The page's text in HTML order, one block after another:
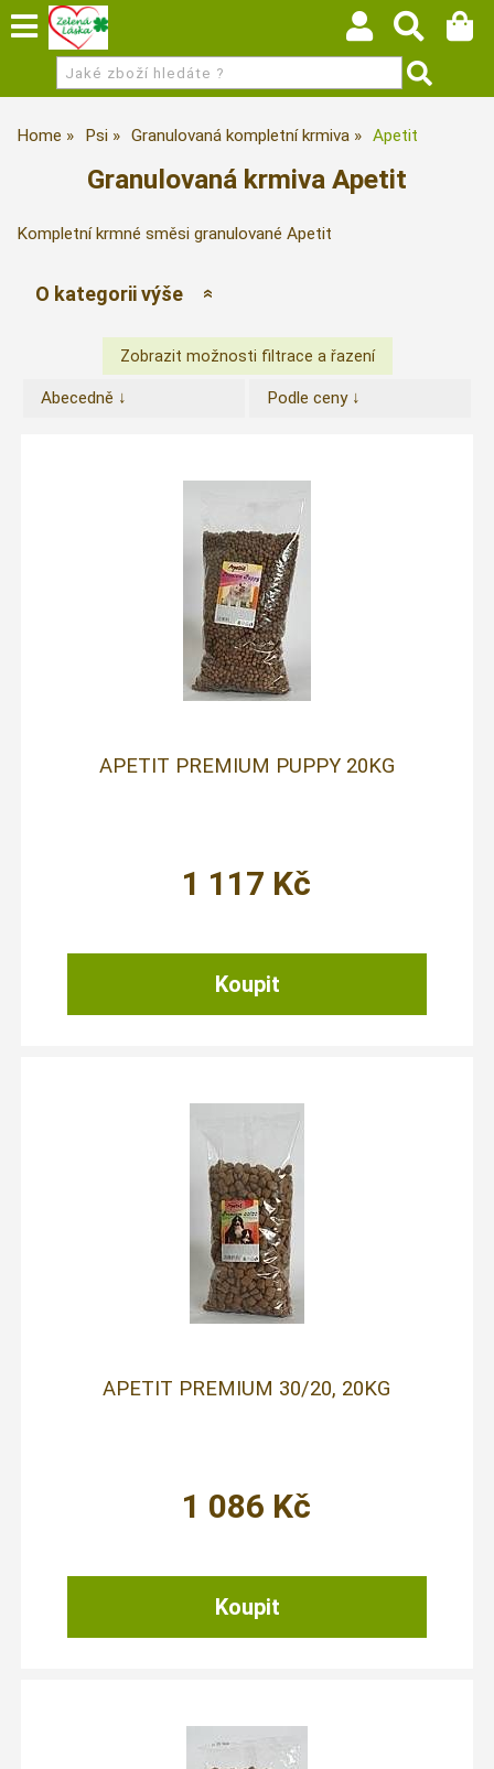
Home Psi Granulovaná kompletní krmiva Apetit
Granulovaná krmiva Apetit
Kompletní krmné směsi granulované Apetit
O kategorii výše
Abecedně ↓ Podle ceny ↓
APETIT PREMIUM PUPPY 20KG
1 117 Kč
APETIT PREMIUM 30/20, 20KG
1 086 Kč